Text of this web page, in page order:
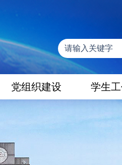
党组织建设 学生